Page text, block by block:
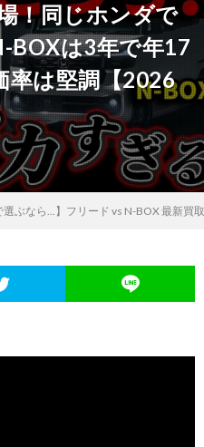
！同じホンダで
BOXは3年で年17
率は堅調【2026
選ぶなら...】フリード vs N-BOX 最新